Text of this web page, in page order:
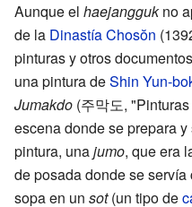
Aunque el haejanggukno
de la Dinastía Chosŏn
pinturas y otros
una pintura deShin Yun-
Jumakdo (주막도,
escena donde se prepara y
pintura, unajumo, que era
de posada donde se
sopa en un sot(un tipo de